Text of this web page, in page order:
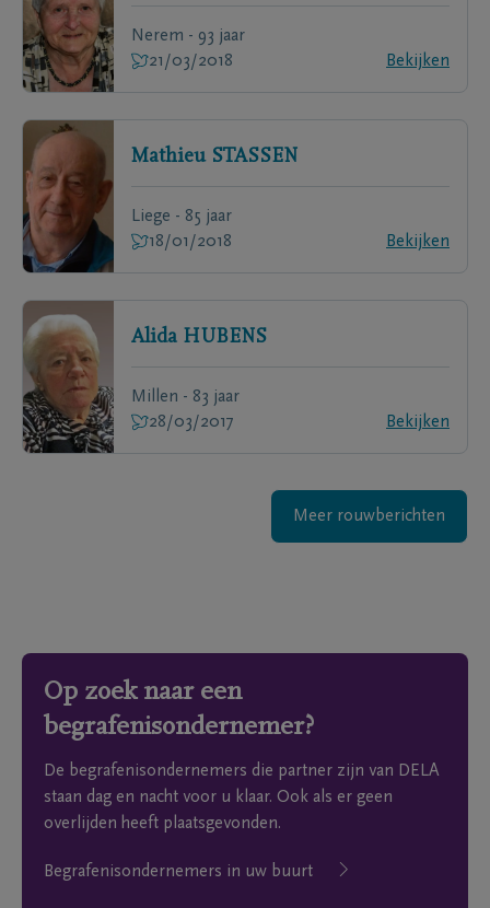
Nerem - 93 jaar
21/03/2018
Bekijken
Mathieu STASSEN
Liege - 85 jaar
18/01/2018
Bekijken
Alida HUBENS
Millen - 83 jaar
28/03/2017
Bekijken
Meer rouwberichten
Op zoek naar een
begrafenisondernemer?
De begrafenisondernemers die partner zijn van DELA
staan dag en nacht voor u klaar. Ook als er geen
overlijden heeft plaatsgevonden.
Begrafenisondernemers in uw buurt